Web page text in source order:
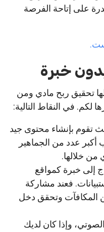
على إتاحة الفرصة
خبرة
تحقيق ربح مادي ومن
لكم. في النقاط التالية:
تقوم بإنشاء محتوى جيد
عدد من الجماهير
من خلالها.
إلى خبرة كمواقع
فعند مشاركة
المكافآت وتحقق دخل
وإذا كان لديك